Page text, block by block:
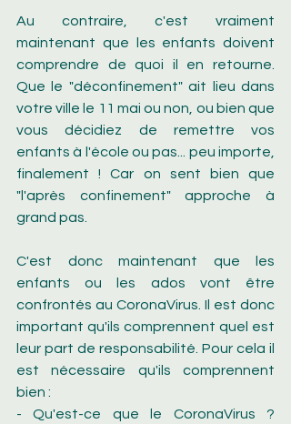
Au contraire, c'est vraiment
maintenant que les enfants doivent
comprendre de quoi il en retourne.
Que le "déconfinement" ait lieu dans
votre ville le 11 mai ou non, ou bien que
vous décidiez de remettre vos
enfants à l'école ou pas... peu importe,
finalement ! Car on sent bien que
"l'après confinement" approche à
grand pas.
C'est donc maintenant que les
enfants ou les ados vont être
confrontés au CoronaVirus. Il est donc
important qu'ils comprennent quel est
leur part de responsabilité. Pour cela il
est nécessaire qu'ils comprennent
bien :
- Qu'est-ce que le CoronaVirus ?